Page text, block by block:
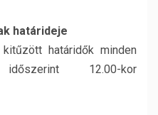
határideje
határidők minden
12.00-kor